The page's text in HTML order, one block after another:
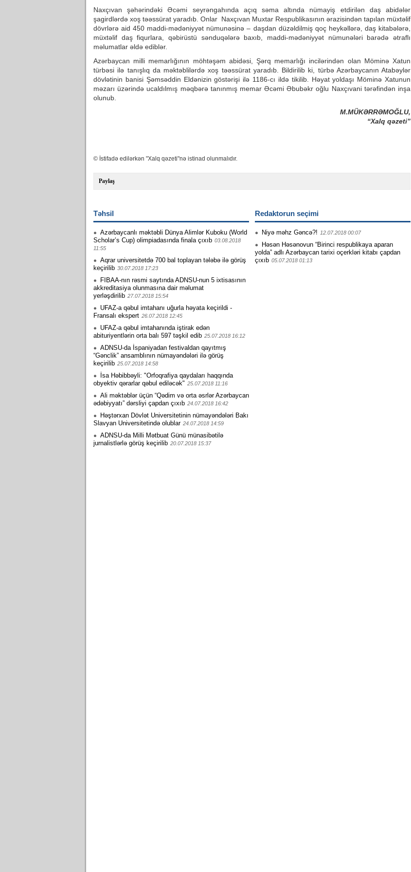
Naxçıvan şəhərindəki Əcəmi seyrəngahında açıq səma altında nümayiş etdirilən daş abidələr
şagirdlərdə xoş təəssürat yaradıb. Onlar Naxçıvan Muxtar Respublikasının ərazisindən tapılan müxtəlif
dövrlərə aid 450 maddi-mədəniyyət nümunəsinə – daşdan düzəldilmiş qoç heykəllərə, daş kitabələrə,
müxtəlif daş fiqurlara, qəbirüstü sənduqələrə baxıb, maddi-mədəniyyət nümunələri barədə ətraflı
məlumatlar əldə ediblər.
Azərbaycan milli memarlığının möhtəşəm abidəsi, Şərq memarlığı incilərindən olan Möminə Xatun
türbəsi ilə tanışlıq da məktəblilərdə xoş təəssürat yaradıb. Bildirilib ki, türbə Azərbaycanın Atabəylər
dövlətinin banisi Şəmsəddin Eldənizin göstərişi ilə 1186-cı ildə tikilib. Həyat yoldaşı Möminə Xatunun
məzarı üzərində ucaldılmış məqbərə tanınmış memar Əcəmi Əbubəkr oğlu Naxçıvani tərəfindən inşa
olunub.
M.MÜKƏRRƏMOĞLU,
“Xalq qəzeti”
© İstifadə edilərkən "Xalq qəzeti"nə istinad olunmalıdır.
Paylaş
Təhsil
Azərbaycanlı məktəbli Dünya Alimlər Kuboku (World
Scholar’s Cup) olimpiadasında finala çıxıb 03.08.2018
11:55
Aqrar universitetdə 700 bal toplayan tələbə ilə görüş
keçirilib 30.07.2018 17:23
FIBAA-nın rəsmi saytında ADNSU-nun 5 ixtisasının
akkreditasiya olunmasına dair məlumat
yerləşdirilib 27.07.2018 15:54
UFAZ-a qəbul imtahanı uğurla həyata keçirildi -
Fransalı ekspert 26.07.2018 12:45
UFAZ-a qəbul imtahanında iştirak edən
abituriyentlərin orta balı 597 təşkil edib 25.07.2018 16:12
ADNSU-da İspaniyadan festivaldan qayıtmış
“Gənclik” ansamblının nümayəndələri ilə görüş
keçirilib 25.07.2018 14:58
İsa Həbibbəyli: "Orfoqrafiya qaydaları haqqında
obyektiv qərarlar qəbul ediləcək" 25.07.2018 11:16
Ali məktəblər üçün “Qədim və orta əsrlər Azərbaycan
ədəbiyyatı” dərsliyi çapdan çıxıb 24.07.2018 16:42
Həştərxan Dövlət Universitetinin nümayəndələri Bakı
Slavyan Universitetində olublar 24.07.2018 14:59
ADNSU-da Milli Mətbuat Günü münasibətilə
jurnalistlərlə görüş keçirilib 20.07.2018 15:37
Redaktorun seçimi
Niyə məhz Gəncə?! 12.07.2018 00:07
Həsən Həsənovun “Birinci respublikaya aparan
yolda” adlı Azərbaycan tarixi oçerkləri kitabı çapdan
çıxıb 05.07.2018 01:13